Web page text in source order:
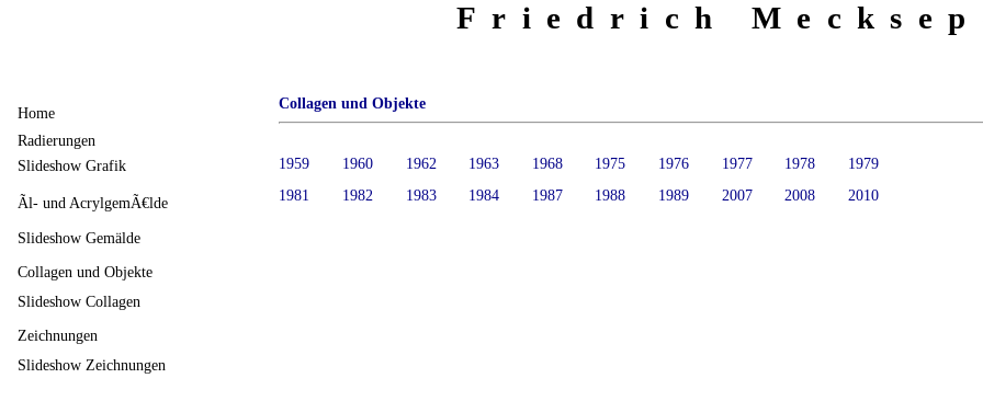
Friedrich
Collagen und Objekte
1959 1960 1962 1963 1968 1975 1976 1977 1978
1979
1981
1982 1983 1984 1987 1988 1989 2007 2008 2010
Home
Radierungen
Slideshow Grafik
Ãl- und AcrylgemÃ€lde
Slideshow Gemälde
Collagen und Objekte
Slideshow Collagen
Zeichnungen
Slideshow Zeichnungen